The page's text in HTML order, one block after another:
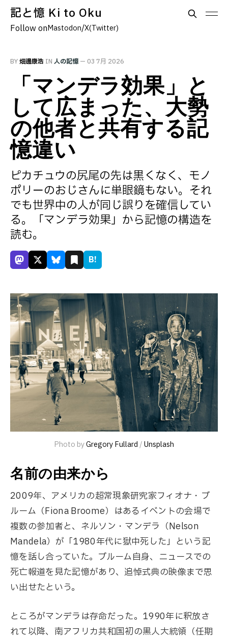
記と憶 Ki to Oku
Follow onMastodon/X(Twitter)
BY畑邊康浩 IN 人の記憶 — 03 7月 2026
「マンデラ効果」と
して広まった、大勢
の他者と共有する記
憶違い
ピカチュウの尻尾の先は黒くなく、モノ
ポリーのおじさんに単眼鏡もない。それ
でも世界中の人が同じ誤りを確信してい
る。「マンデラ効果」から記憶の構造を
読む。
B!
Photo by Gregory Fullard / Unsplash
名前の由来から
2009年、アメリカの超常現象研究家フィオナ・ブ
ルーム（Fiona Broome）はあるイベントの会場で
複数の参加者と、ネルソン・マンデラ（Nelson
Mandela）が「1980年代に獄中死した」という記
憶を話し合っていた。ブルーム自身、ニュースでの
死亡報道を見た記憶があり、追悼式典の映像まで思
い出せたという。
ところがマンデラは存命だった。1990年に釈放さ
れて以降、南アフリカ共和国初の黒人大統領（任期